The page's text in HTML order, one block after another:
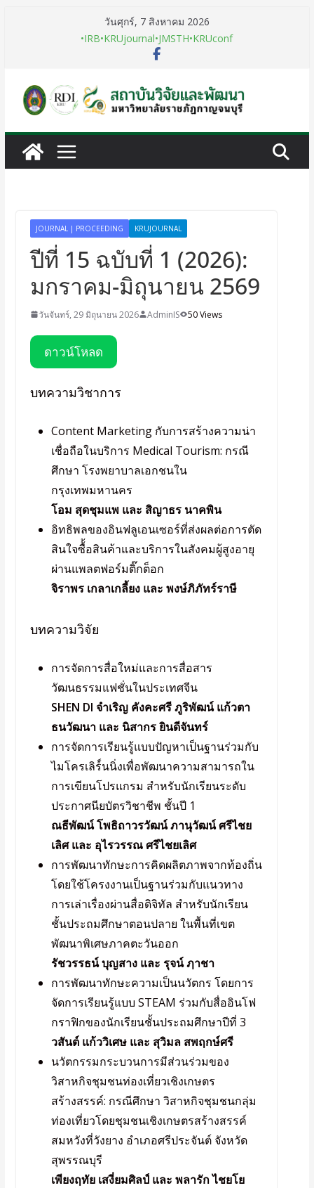
วันศุกร์, 7 สิงหาคม 2026
•IRB•KRUjournal•JMSTH•KRUconf
JOURNAL | PROCEEDING KRUJOURNAL
ปีที่ 15 ฉบับที่ 1 (2026):
มกราคม-มิถุนายน 2569
วันจันทร์, 29 มิถุนายน 2026 AdminIS 50 Views
ดาวน์โหลด
บทความวิชาการ
Content Marketing กับการสร้างความน่า
เชื่อถือในบริการ Medical Tourism: กรณี
ศึกษา โรงพยาบาลเอกชนใน
กรุงเทพมหานคร
โอม สุดชุมแพ และ สิญาธร นาคพิน
อิทธิพลของอินฟลูเอนเซอร์ที่ส่งผลต่อการตัด
สินใจซื้้อสินค้าและบริการในสังคมผู้สูงอายุ
ผ่านแพลตฟอร์มติ๊กต็อก
จิราพร เกลาเกลี้ยง และ พงษ์ภิภัทร์ราษี
บทความวิจัย
การจัดการสื่อใหม่และการสื่อสาร
วัฒนธรรมแฟชั่นในประเทศจีน
SHEN DI จําเริญ คังคะศรี ภูริพัฒน์ แก้วตา
ธนวัฒนา และ นิสากร ยินดีจันทร์
การจัดการเรียนรู้แบบปัญหาเป็นฐานร่วมกับ
ไมโครเลิร์์นนิ่งเพื่อพัฒนาความสามารถใน
การเขียนโปรแกรม สําหรับนักเรียนระดับ
ประกาศนียบัตรวิชาชีพ ชั้นปี 1
ณธีพัฒน์ โพธิถาวรวัฒน์ ภานุวัฒน์ ศรีไชย
เลิศ และ อุไรวรรณ ศรีไชยเลิศ
การพัฒนาทักษะการคิดผลิตภาพจากท้องถิ่น
โดยใช้โครงงานเป็นฐานร่วมกับแนวทาง
การเล่าเรื่องผ่านสื่อดิจิทัล สําหรับนักเรียน
ชั้นประถมศึกษาตอนปลาย ในพื้นที่เขต
พัฒนาพิเศษภาคตะวันออก
รัชวรรธน์ บุญสาง และ รุจน์ ฦาชา
การพัฒนาทักษะความเป็นนวัตกร โดยการ
จัดการเรียนรู้แบบ STEAM ร่วมกับสื่ออินโฟ
กราฟิกของนักเรียนชั้นประถมศึกษาปีที่ 3
วสันต์ แก้ววิเศษ และ สุวิมล สพฤกษ์ศรี
นวัตกรรมกระบวนการมีส่วนร่วมของ
วิสาหกิจชุมชนท่องเที่ยวเชิงเกษตร
สร้างสรรค์: กรณีศึกษา วิสาหกิจชุมชนกลุ่ม
ท่องเที่ยวโดยชุมชนเชิงเกษตรสร้างสรรค์
สมหวังที่วังยาง อําเภอศรีประจันต์ จังหวัด
สุพรรณบุรี
เพียงฤทัย เสงี่ยมศิลป์ และ พลารัก ไชยโย